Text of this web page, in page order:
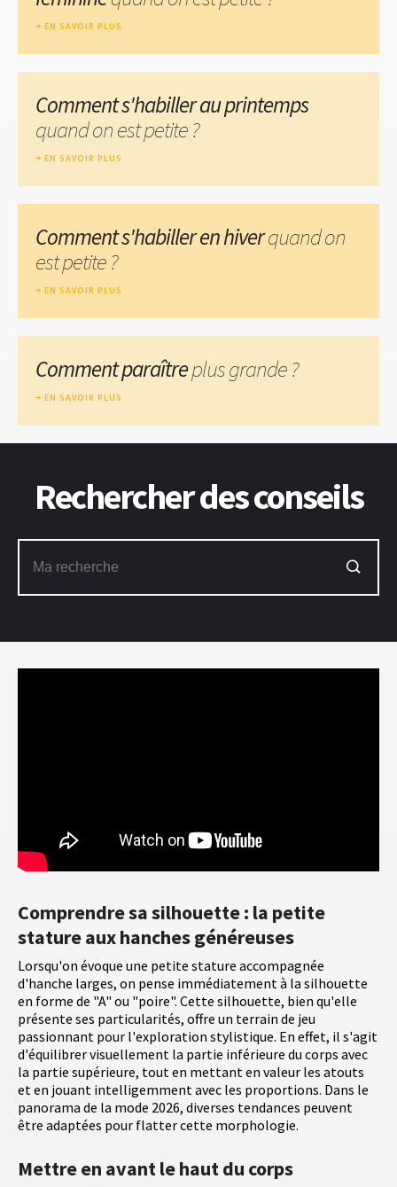
Comprendre sa silhouette : la petite
stature aux hanches généreuses
Lorsqu'on évoque une petite stature accompagnée
d'hanche larges, on pense immédiatement à la silhouette
en forme de "A" ou "poire". Cette silhouette, bien qu'elle
présente ses particularités, offre un terrain de jeu
passionnant pour l'exploration stylistique. En effet, il s'agit
d'équilibrer visuellement la partie inférieure du corps avec
la partie supérieure, tout en mettant en valeur les atouts
et en jouant intelligemment avec les proportions. Dans le
panorama de la mode 2026, diverses tendances peuvent
être adaptées pour flatter cette morphologie.
Mettre en avant le haut du corps
EN SAVOIR PLUS
Comment s'habiller au printemps
quand on est petite ?
EN SAVOIR PLUS
Comment s'habiller en hiverquand on
est petite ?
EN SAVOIR PLUS
Comment paraîtreplus grande ?
EN SAVOIR PLUS
Rechercher des conseils